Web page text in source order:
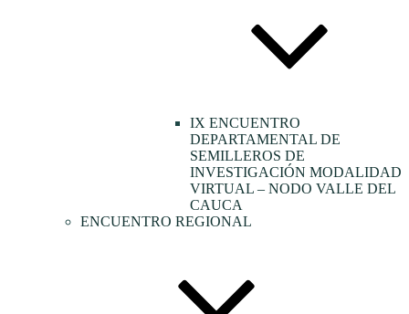
IX ENCUENTRO
DEPARTAMENTAL DE
SEMILLEROS DE
INVESTIGACIÓN MODALIDAD
VIRTUAL – NODO VALLE DEL
CAUCA
ENCUENTRO REGIONAL